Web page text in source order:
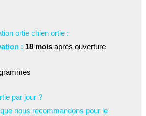
ortie chien ortie :
: 18 mois après ouverture
grammes
par jour ?
nous recommandons pour le